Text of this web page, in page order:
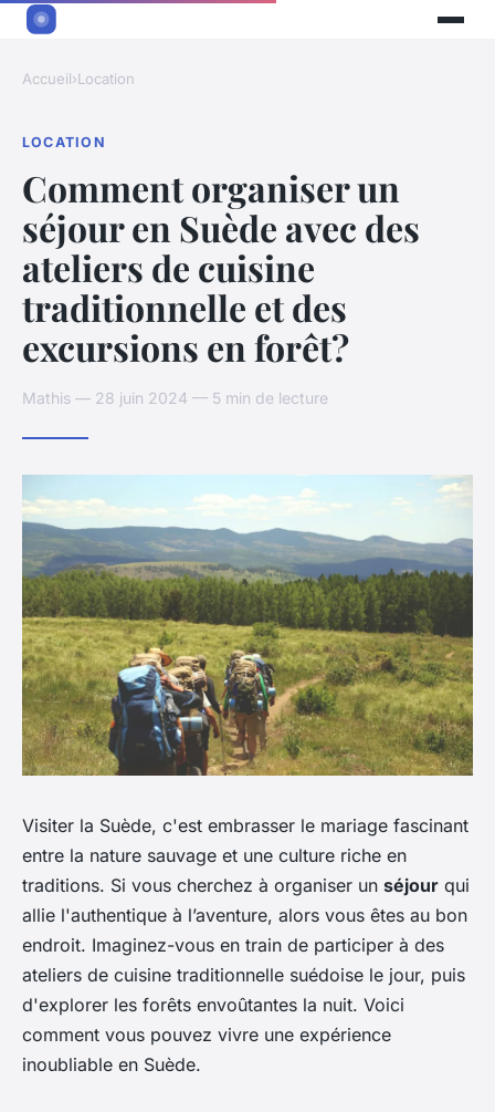
Accueil›Location
LOCATION
Comment organiser un
séjour en Suède avec des
ateliers de cuisine
traditionnelle et des
excursions en forêt?
Mathis — 28 juin 2024 — 5 min de lecture
Visiter la Suède, c'est embrasser le mariage fascinant
entre la nature sauvage et une culture riche en
traditions. Si vous cherchez à organiser un séjour qui
allie l'authentique à l’aventure, alors vous êtes au bon
endroit. Imaginez-vous en train de participer à des
ateliers de cuisine traditionnelle suédoise le jour, puis
d'explorer les forêts envoûtantes la nuit. Voici
comment vous pouvez vivre une expérience
inoubliable en Suède.